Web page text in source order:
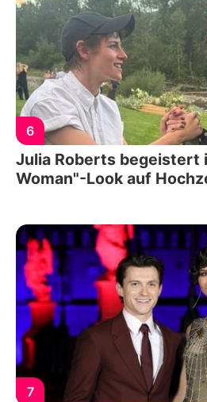
6
Julia Roberts begeistert
Woman"-Look auf
7